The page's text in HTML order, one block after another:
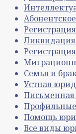
Семья и
Устная
Письменная
Помощь
Все виды